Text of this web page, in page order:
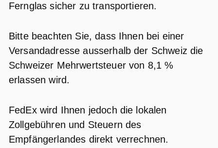
Fernglas sicher zu transportieren.
Bitte beachten Sie, dass Ihnen bei einer
Versandadresse ausserhalb der Schweiz die
Schweizer Mehrwertsteuer von 8,1 %
erlassen wird.
FedEx wird Ihnen jedoch die lokalen
Zollgebühren und Steuern des
Empfängerlandes direkt verrechnen.